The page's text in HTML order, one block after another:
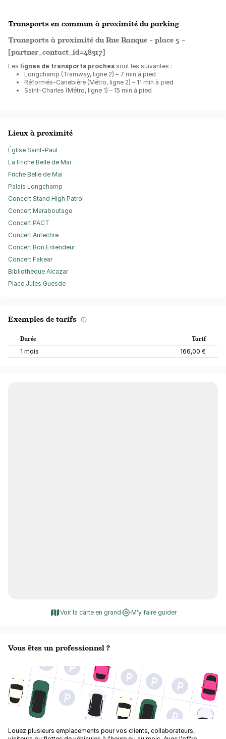
Transports en commun à proximité du parking
Transports à proximité du Rue Ranque - place 5 -
[partner_contact_id=48317]
Les lignes de transports proches sont les suivantes :
Longchamp (Tramway, ligne 2) – 7 min à pied
Réformés-Canebière (Métro, ligne 2) – 11 min à pied
Saint-Charles (Métro, ligne 1) – 15 min à pied
Lieux à proximité
Église Saint-Paul
La Friche Belle de Mai
Friche Belle de Mai
Palais Longchamp
Concert Stand High Patrol
Concert Maraboutage
Concert PACT
Concert Autechre
Concert Bon Entendeur
Concert Fakear
Bibliothèque Alcazar
Place Jules Guesde
Exemples de tarifs
Durée Tarif
1 mois 166,00 €
Voir la carte en grand M'y faire guider
Vous êtes un professionnel ?
Louez plusieurs emplacements pour vos clients, collaborateurs,